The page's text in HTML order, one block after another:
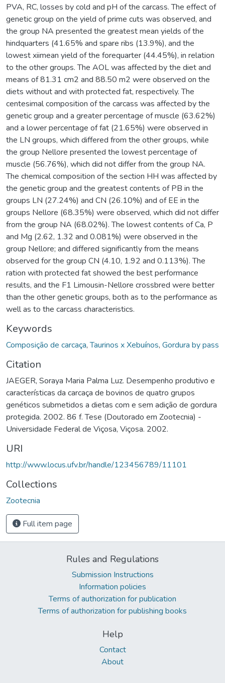
PVA, RC, losses by cold and pH of the carcass. The effect of
genetic group on the yield of prime cuts was observed, and
the group NA presented the greatest mean yields of the
hindquarters (41.65% and spare ribs (13.9%), and the
lowest xiimean yield of the forequarter (44.45%), in relation
to the other groups. The AOL was affected by the diet and
means of 81.31 cm2 and 88.50 m2 were observed on the
diets without and with protected fat, respectively. The
centesimal composition of the carcass was affected by the
genetic group and a greater percentage of muscle (63.62%)
and a lower percentage of fat (21.65%) were observed in
the LN groups, which differed from the other groups, while
the group Nellore presented the lowest percentage of
muscle (56.76%), which did not differ from the group NA.
The chemical composition of the section HH was affected by
the genetic group and the greatest contents of PB in the
groups LN (27.24%) and CN (26.10%) and of EE in the
groups Nellore (68.35%) were observed, which did not differ
from the group NA (68.02%). The lowest contents of Ca, P
and Mg (2.62, 1.32 and 0.081%) were observed in the
group Nellore; and differed significantly from the means
observed for the group CN (4.10, 1.92 and 0.113%). The
ration with protected fat showed the best performance
results, and the F1 Limousin-Nellore crossbred were better
than the other genetic groups, both as to the performance as
well as to the carcass characteristics.
Keywords
Composição de carcaça,Taurinos x Xebuínos, Gordura by pass
Citation
JAEGER, Soraya Maria Palma Luz. Desempenho produtivo e
características da carcaça de bovinos de quatro grupos
genéticos submetidos a dietas com e sem adição de gordura
protegida. 2002. 86 f. Tese (Doutorado em Zootecnia) -
Universidade Federal de Viçosa, Viçosa. 2002.
URI
http://www.locus.ufv.br/handle/123456789/11101
Collections
Zootecnia
Full item page
Rules and Regulations
Submission Instructions
Information policies
Terms of authorization for publication
Terms of authorization for publishing books
Help
Contact
About